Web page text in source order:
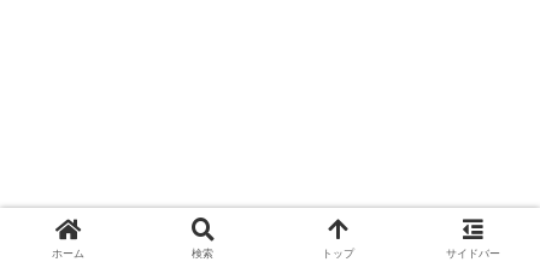
ホーム 検索 トップ サイドバー